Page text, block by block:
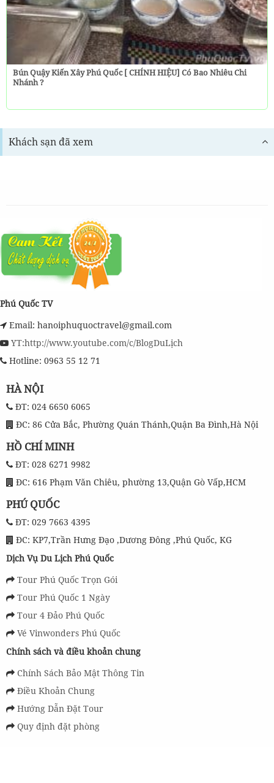
Bún Quậy Kiến Xây Phú Quốc [ CHÍNH HIỆU] Có Bao Nhiêu Chi
Nhánh ?
Khách sạn đã xem
Phú Quốc TV
Email: hanoiphuquoctravel@gmail.com
YT:http://www.youtube.com/c/BlogDuLịch
Hotline: 0963 55 12 71
HÀ NỘI
ĐT: 024 6650 6065
ĐC: 86 Cửa Bắc, Phường Quán Thánh,Quận Ba Đình,Hà Nội
HỒ CHÍ MINH
ĐT: 028 6271 9982
ĐC: 616 Phạm Văn Chiêu, phường 13,Quận Gò Vấp,HCM
PHÚ QUỐC
ĐT: 029 7663 4395
ĐC: KP7,Trần Hưng Đạo ,Dương Đông ,Phú Quốc, KG
Dịch Vụ Du Lịch Phú Quốc
Tour Phú Quốc Trọn Gói
Tour Phú Quốc 1 Ngày
Tour 4 Đảo Phú Quốc
Vé Vinwonders Phú Quốc
Chính sách và điều khoản chung
Chính Sách Bảo Mật Thông Tin
Điều Khoản Chung
Hướng Dẫn Đặt Tour
Quy định đặt phòng